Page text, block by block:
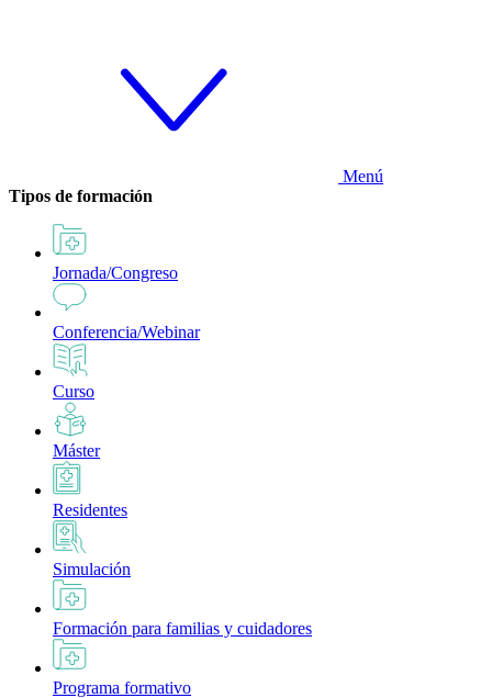
Menú
Tipos de formación
Jornada/Congreso
Conferencia/Webinar
Curso
Máster
Residentes
Simulación
Formación para familias y cuidadores
Programa formativo